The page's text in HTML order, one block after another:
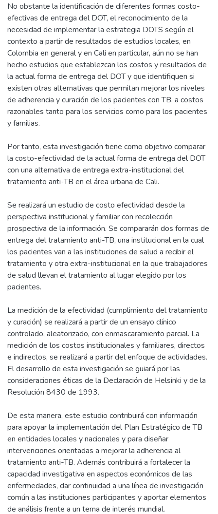
No obstante la identificación de diferentes formas costo-
efectivas de entrega del DOT, el reconocimiento de la
necesidad de implementar la estrategia DOTS según el
contexto a partir de resultados de estudios locales, en
Colombia en general y en Cali en particular, aún no se han
hecho estudios que establezcan los costos y resultados de
la actual forma de entrega del DOT y que identifiquen si
existen otras alternativas que permitan mejorar los niveles
de adherencia y curación de los pacientes con TB, a costos
razonables tanto para los servicios como para los pacientes
y familias.
Por tanto, esta investigación tiene como objetivo comparar
la costo-efectividad de la actual forma de entrega del DOT
con una alternativa de entrega extra-institucional del
tratamiento anti-TB en el área urbana de Cali.
Se realizará un estudio de costo efectividad desde la
perspectiva institucional y familiar con recolección
prospectiva de la información. Se compararán dos formas de
entrega del tratamiento anti-TB, una institucional en la cual
los pacientes van a las instituciones de salud a recibir el
tratamiento y otra extra-institucional en la que trabajadores
de salud llevan el tratamiento al lugar elegido por los
pacientes.
La medición de la efectividad (cumplimiento del tratamiento
y curación) se realizará a partir de un ensayo clínico
controlado, aleatorizado, con enmascaramiento parcial. La
medición de los costos institucionales y familiares, directos
e indirectos, se realizará a partir del enfoque de actividades.
El desarrollo de esta investigación se guiará por las
consideraciones éticas de la Declaración de Helsinki y de la
Resolución 8430 de 1993.
De esta manera, este estudio contribuirá con información
para apoyar la implementación del Plan Estratégico de TB
en entidades locales y nacionales y para diseñar
intervenciones orientadas a mejorar la adherencia al
tratamiento anti-TB. Además contribuirá a fortalecer la
capacidad investigativa en aspectos económicos de las
enfermedades, dar continuidad a una línea de investigación
común a las instituciones participantes y aportar elementos
de análisis frente a un tema de interés mundial.